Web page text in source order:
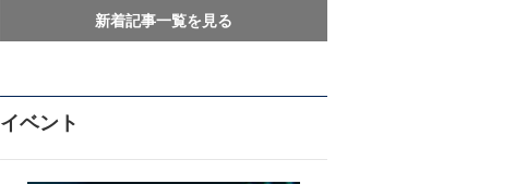
新着記事一覧を見る
イベント